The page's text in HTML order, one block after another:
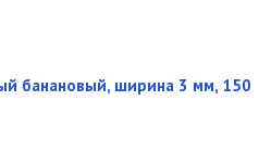
банановый, ширина 3 мм, 150